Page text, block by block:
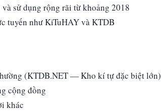
sử dụng rộng rãi từ khoảng 2018
tuyến như KiTuHAY và KTDB
(KTDB.NET — Kho kí tự đặc biệt lớn)
cộng đồng
khác